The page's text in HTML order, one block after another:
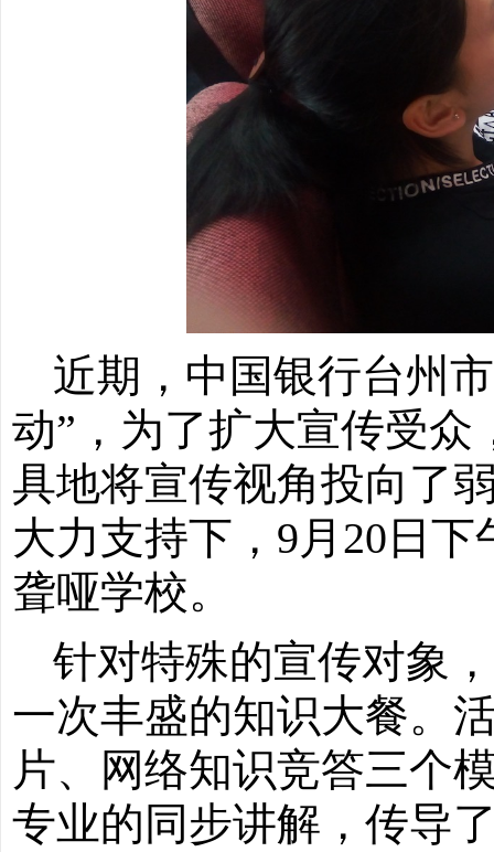
近期，中国银行台州
动”，为了扩大宣传受
具地将宣传视角投向了
大力支持下， 9月 20 日
聋哑学校。
针对特殊的宣传对象
一次丰盛的知识大餐。
片、网络知识竞答三个
专业的同步讲解，传导